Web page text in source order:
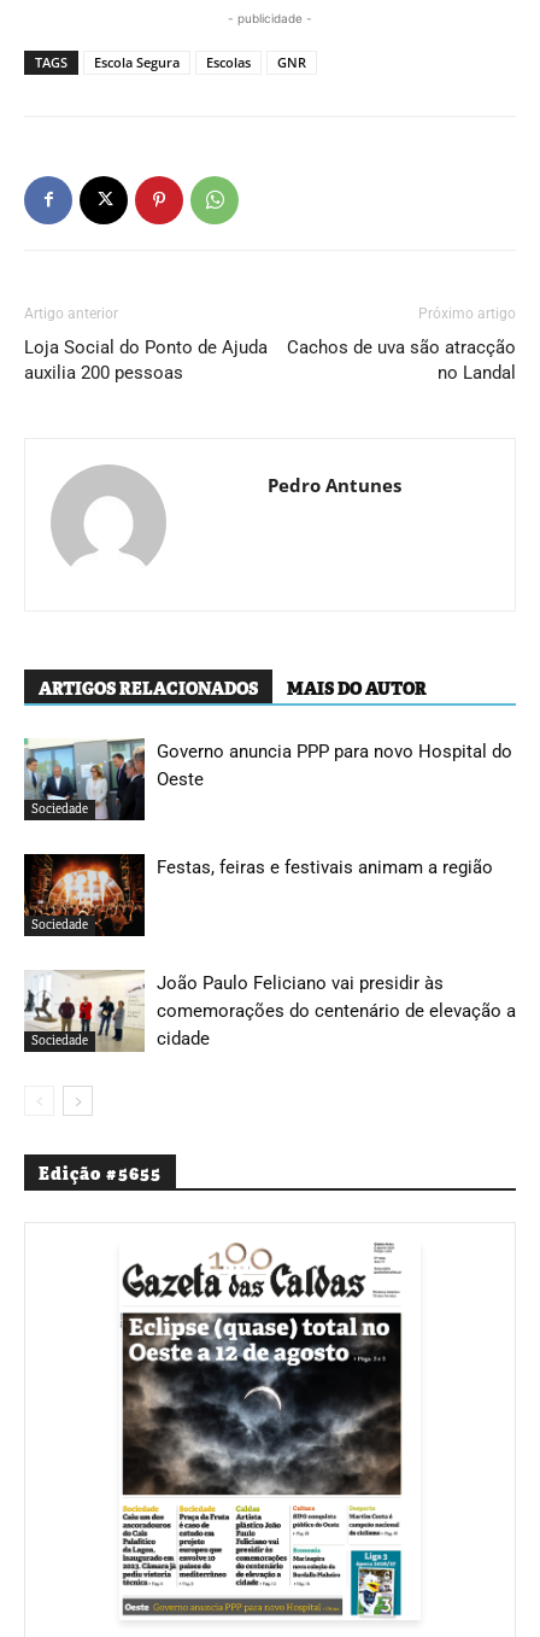
- publicidade -
TAGS Escola Segura Escolas GNR
Artigo anterior
Loja Social do Ponto de Ajuda
auxilia 200 pessoas
Próximo artigo
Cachos de uva são atracção
no Landal
Pedro Antunes
ARTIGOS RELACIONADOS MAIS DO AUTOR
Sociedade
Governo anuncia PPP para novo Hospital do
Oeste
Sociedade
Festas, feiras e festivais animam a região
Sociedade
João Paulo Feliciano vai presidir às
comemorações do centenário de elevação a
cidade
Edição #5655